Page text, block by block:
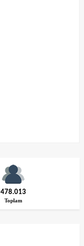
478.013
Toplam